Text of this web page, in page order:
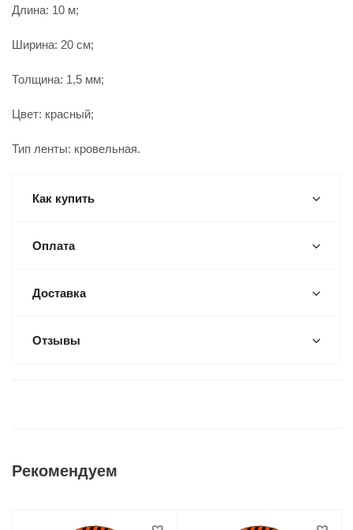
Длина: 10 м;
Ширина: 20 см;
Толщина: 1,5 мм;
Цвет: красный;
Тип ленты: кровельная.
Как купить
Оплата
Доставка
Отзывы
Рекомендуем